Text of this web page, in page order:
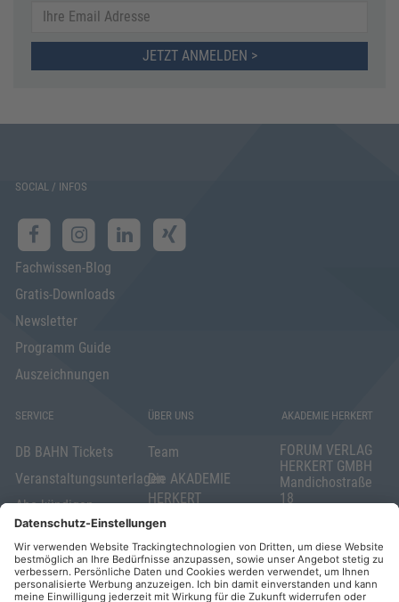
JETZT ANMELDEN >
SOCIAL / INFOS
Fachwissen-Blog
Gratis-Downloads
Newsletter
Programm Guide
Auszeichnungen
SERVICE
DB BAHN Tickets
Veranstaltungsunterlagen
Abo kündigen
Widerrufsrecht
für Verbraucher
Elektronischer
Geschäftsverkehr
ÜBER UNS
Team
Die AKADEMIE
HERKERT
FORUM VERLAG
HERKERT
Kontakt
AKADEMIE HERKERT
FORUM VERLAG
HERKERT GMBH
Mandichostraße
18
Telefon: +49
(0)8233 381-123
Telefax: +49
(0)8233 381-222